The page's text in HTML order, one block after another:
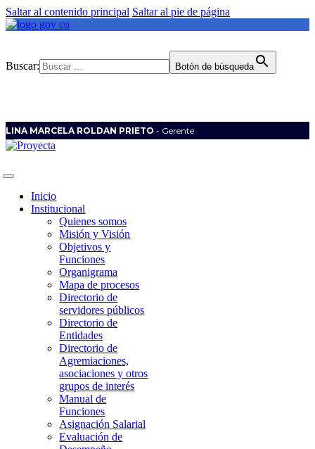
Saltar al contenido principal Saltar al pie de página
Buscar: Botón de búsqueda
LINA MARCELA ROLDAN PRIETO - Gerente
Inicio
Institucional
Quienes somos
Misión y Visión
Objetivos y
Funciones
Organigrama
Mapa de procesos
Directorio de
servidores públicos
Directorio de
Entidades
Directorio de
Agremiaciones,
asociaciones y otros
grupos de interés
Manual de
Funciones
Asignación Salarial
Evaluación de